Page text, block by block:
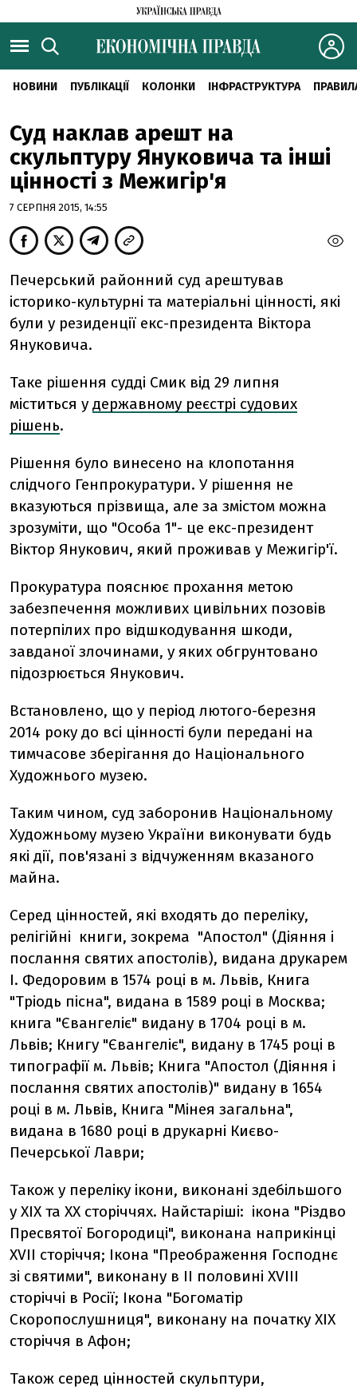
НОВИНИ ПУБЛІКАЦІЇ КОЛОНКИ ІНФРАСТРУКТУРА
Суд наклав арешт на
скульптуру Януковича та інші
цінності з Межигір'я
7 СЕРПНЯ 2015, 14:55
Печерський районний суд арештував
історико-культурні та матеріальні цінності, які
були у резиденції екс-президента Віктора
Януковича.
Таке рішення судді Смик від 29 липня
міститься у державному реєстрі судових
рішень.
Рішення було винесено на клопотання
слідчого Генпрокуратури. У рішення не
вказуються прізвища, але за змістом можна
зрозуміти, що "Особа 1"- це екс-президент
Віктор Янукович, який проживав у Межигір'ї.
Прокуратура пояснює прохання метою
забезпечення можливих цивільних позовів
потерпілих про відшкодування шкоди,
завданої злочинами, у яких обгрунтовано
підозрюється Янукович.
Встановлено, що у період лютого-березня
2014 року до всі цінності були передані на
тимчасове зберігання до Національного
Художнього музею.
Таким чином, суд заборонив Національному
Художньому музею України виконувати будь
які дії, пов'язані з відчуженням вказаного
майна.
Серед цінностей, які входять до переліку,
релігійні книги, зокрема "Апостол" (Діяння і
послання святих апостолів), видана друкарем
І. Федоровим в 1574 році в м. Львів, Книга
"Тріодь пісна", видана в 1589 році в Москва;
книга "Євангеліє" видану в 1704 році в м.
Львів; Книгу "Євангеліє", видану в 1745 році в
типографії м. Львів; Книга "Апостол (Діяння і
послання святих апостолів)" видану в 1654
році в м. Львів, Книга "Мінея загальна",
видана в 1680 році в друкарні Києво-
Печерської Лаври;
Також у переліку ікони, виконані здебільшого
у ХІХ та ХХ сторіччях. Найстаріші: ікона "Різдво
Пресвятої Богородиці", виконана наприкінці
XVІI сторіччя; Ікона "Преображення Господнє
зі святими", виконану в ІІ половині XVIII
сторіччі в Росії; Ікона "Богоматір
Скоропослушниця", виконану на початку ХІХ
сторіччя в Афон;
Також серед цінностей скульптури,